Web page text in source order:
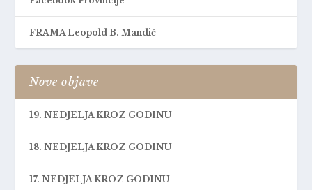
FRAMA Leopold B. Mandić
Nove objave
19. NEDJELJA KROZ GODINU
18. NEDJELJA KROZ GODINU
17. NEDJELJA KROZ GODINU